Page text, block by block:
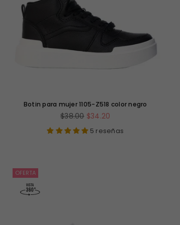
Botin para mujer 1105-Z518 color negro
Precio
$38.00 $34.20
5 reseñas
OFERTA